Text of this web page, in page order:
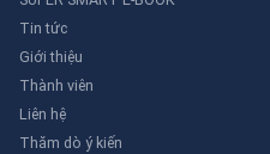
Tin tức
Giới thiệu
Thành viên
Liên hệ
Thăm dò ý kiến